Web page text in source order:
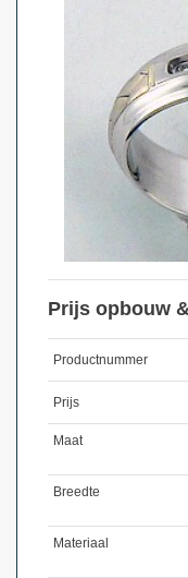
Prijs opbouw
Productnummer
Prijs
Maat
Breedte
Materiaal